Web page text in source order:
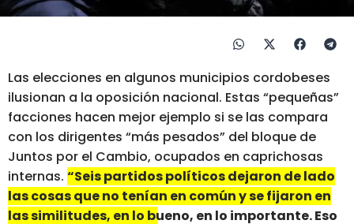
Las elecciones en algunos municipios cordobeses
ilusionan a la oposición nacional. Estas “pequeñas”
facciones hacen mejor ejemplo si se las compara
con los dirigentes “más pesados” del bloque de
Juntos por el Cambio, ocupados en caprichosas
internas. “Seis partidos políticos dejaron de lado
las cosas que no tenían en común y se fijaron en
las similitudes, en lo bueno, en lo importante. Eso